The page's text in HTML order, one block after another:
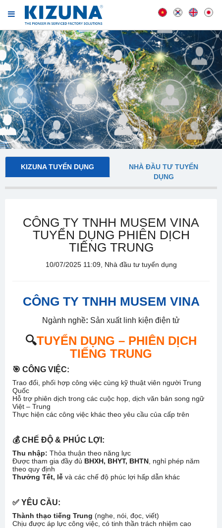
KIZUNA TUYỂN DỤNG
NHÀ ĐẦU TƯ TUYỂN
DỤNG
CÔNG TY TNHH MUSEM VINA
TUYỂN DỤNG PHIÊN DỊCH
TIẾNG TRUNG
10/07/2025 11:09, Nhà đầu tư tuyển dụng
CÔNG TY TNHH MUSEM VINA
Ngành nghề: Sản xuất linh kiện điện tử
🔍TUYỂN DỤNG – PHIÊN DỊCH
TIẾNG TRUNG
🎯 CÔNG VIỆC:
Trao đổi, phối hợp công việc cùng kỹ thuật viên người Trung
Quốc
Hỗ trợ phiên dịch trong các cuộc họp, dịch văn bản song ngữ
Việt – Trung
Thực hiện các công việc khác theo yêu cầu của cấp trên
💰 CHẾ ĐỘ & PHÚC LỢI:
Thu nhập: Thỏa thuận theo năng lực
Được tham gia đầy đủ BHXH, BHYT, BHTN , nghỉ phép năm
theo quy định
Thưởng Tết, lễ và các chế độ phúc lợi hấp dẫn khác
✅ YÊU CẦU:
Thành thạo tiếng Trung (nghe, nói, đọc, viết)
Chịu được áp lực công việc, có tinh thần trách nhiệm cao